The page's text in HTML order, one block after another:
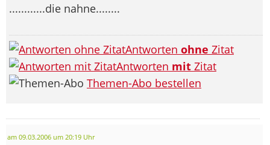
............die nahne........
Antworten ohne Zitat
Antworten mit Zitat
Themen-Abo bestellen
am 09.03.2006 um 20:19 Uhr